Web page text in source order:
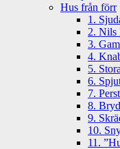
Hus från förr
1.
2. Nils
3.
4.
5.
6.
7.
8.
9.
10.
11.